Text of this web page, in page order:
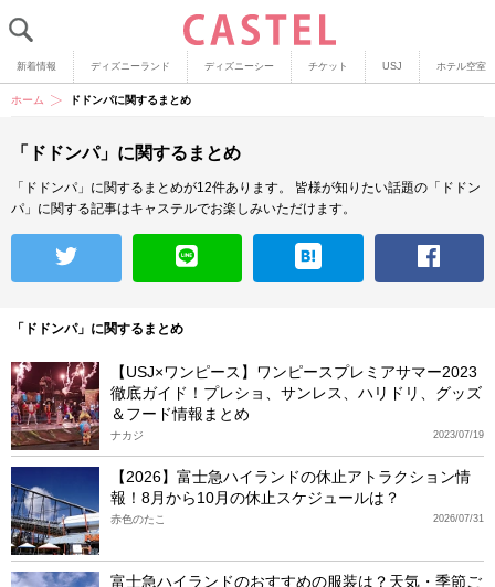
新着情報 ディズニーランド ディズニーシー チケット USJ ホテル空室
ホーム ドドンパに関するまとめ
「ドドンパ」に関するまとめ
「ドドンパ」に関するまとめが12件あります。
皆様が知りたい話題の「ドドン
パ」に関する記事はキャステルでお楽しみいただけます。
「ドドンパ」に関するまとめ
【USJ×ワンピース】ワンピースプレミアサマー2023
徹底ガイド！プレショ、サンレス、ハリドリ、グッズ
＆フード情報まとめ
2023/07/19
ナカジ
【2026】富士急ハイランドの休止アトラクション情
報！8月から10月の休止スケジュールは？
2026/07/31
赤色のたこ
富士急ハイランドのおすすめの服装は？天気・季節ご